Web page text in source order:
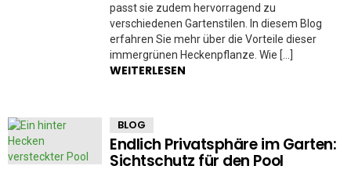
passt sie zudem hervorragend zu
verschiedenen Gartenstilen. In diesem Blog
erfahren Sie mehr über die Vorteile dieser
immergrünen Heckenpflanze. Wie […]
WEITERLESEN
BLOG
Endlich Privatsphäre im Garten:
Sichtschutz für den Pool